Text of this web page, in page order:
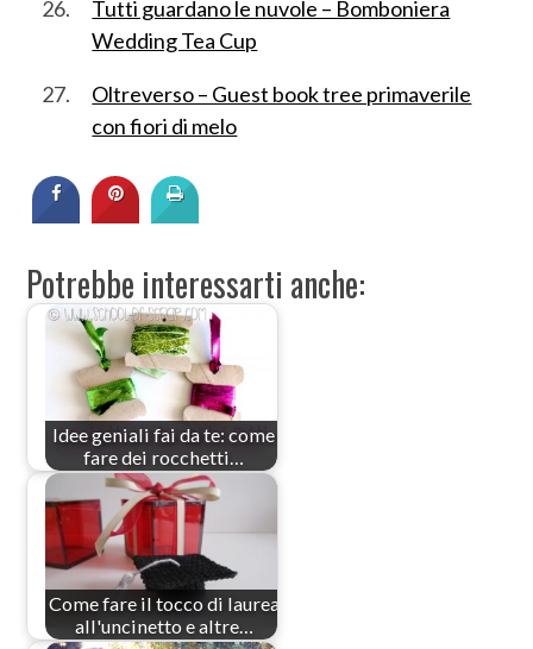
Tutti guardano le nuvole – Bomboniera
Wedding Tea Cup
Oltreverso – Guest book tree primaverile
con fiori di melo
Potrebbe interessarti anche:
Idee geniali fai da te: come
fare dei rocchetti…
Come fare il tocco di laurea
all'uncinetto e altre…